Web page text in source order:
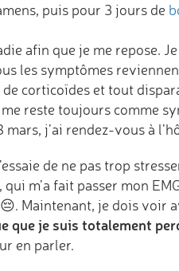
puis pour 3 jours de
afin que je me repose.
les symptômes
de corticoïdes et tout
reste toujours comme
j’ai rendez-vous à
de ne pas trop
m’a fait passer mon
😔. Maintenant, je dois voir
que je suis totalement
en parler.